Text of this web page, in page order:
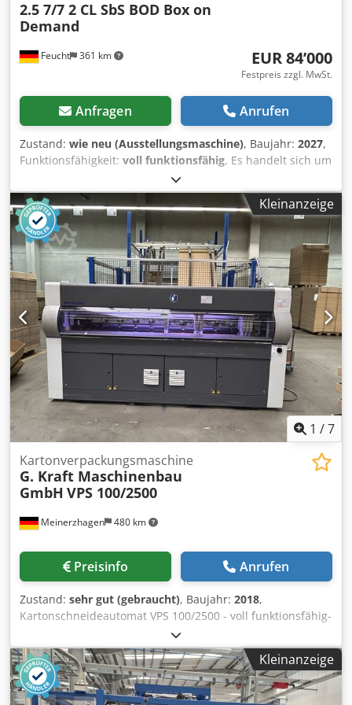
Feucht 361 km
2.5 7/7 2 CL SbS BOD Box on
Demand
EUR 84’000
Festpreis zzgl. MwSt.
Anfragen Anrufen
Zustand: wie neu (Ausstellungsmaschine), Baujahr: 2027,
Funktionsfähigkeit: voll funktionsfähig, Es handelt sich um
eine BOD Box on Demand - Ausstellungsmaschine in
praktisch neuwertigem Zustand. Der richtige Weg für ihr
hochflexibles On Demand Packaging Vorhaben. Die
Maschine hat eine Breite für Endloswellpappe von bis
2500mm. Sie verfügt über ein 2CL Kartonwechsler System
& SbS für bis zu 2 Kartonstapel nebeneinander.
Dksdpfxjznw T Ie Akqjr Somit können bis zu 4
Wellpappenstapel in der Maschine eingespannt sein. Die
Maschine kann jederzeit besichtigt werden. Die Maschine
ist sofort lieferbar - solange verfügbar.
Kleinanzeige
1 /7
Meinerzhagen 480 km
Kartonverpackungsmaschine
G. Kraft Maschinenbau
GmbH VPS 100/2500
Preisinfo Anrufen
Zustand: sehr gut (gebraucht), Baujahr: 2018,
Kartonschneideautomat VPS 100/2500 - voll funktionsfähig-
Vollautomatische Herstellung von Umverpackungen aus
Endloswellpappe Einsatz: Verpackung hochwertiger
Aluminiumfelgen mit passgenauer Verpackung gegen
Verrutschen Arbeitsbreite: bis 2.500 mm Mindestlänge:
200 mm Kartonstärke: 2,5–7 mm Werkzeugbreite: ca. 45
Kleinanzeige